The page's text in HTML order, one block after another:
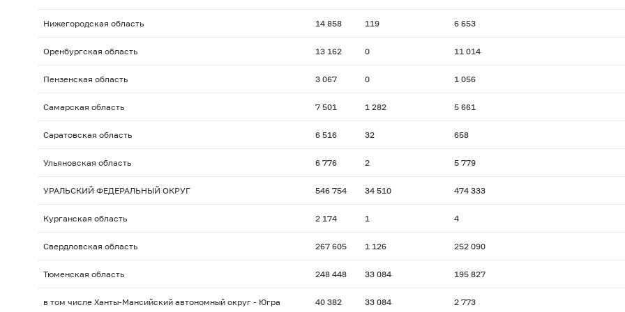
Нижегородская область 14 858 119 6 653
Оренбургская область 13 162 0 11 014
Пензенская область 3 067 0 1 056
Самарская область 7 501 1 282 5 661
Саратовская область 6 516 32 658
Ульяновская область 6 776 2 5 779
УРАЛЬСКИЙ ФЕДЕРАЛЬНЫЙ ОКРУГ 546 754 34 510 474 333
Курганская область 2 174 1 4
Свердловская область 267 605 1 126 252 090
Тюменская область 248 448 33 084 195 827
в том числе Ханты-Мансийский автономный округ - Югра 40 382 33 084 2 773